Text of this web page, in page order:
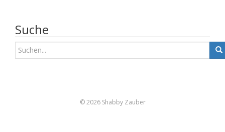
Suche
S
u
© 2026 Shabby Zauber